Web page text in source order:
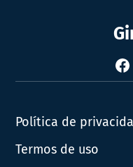
Política de
Termos de uso